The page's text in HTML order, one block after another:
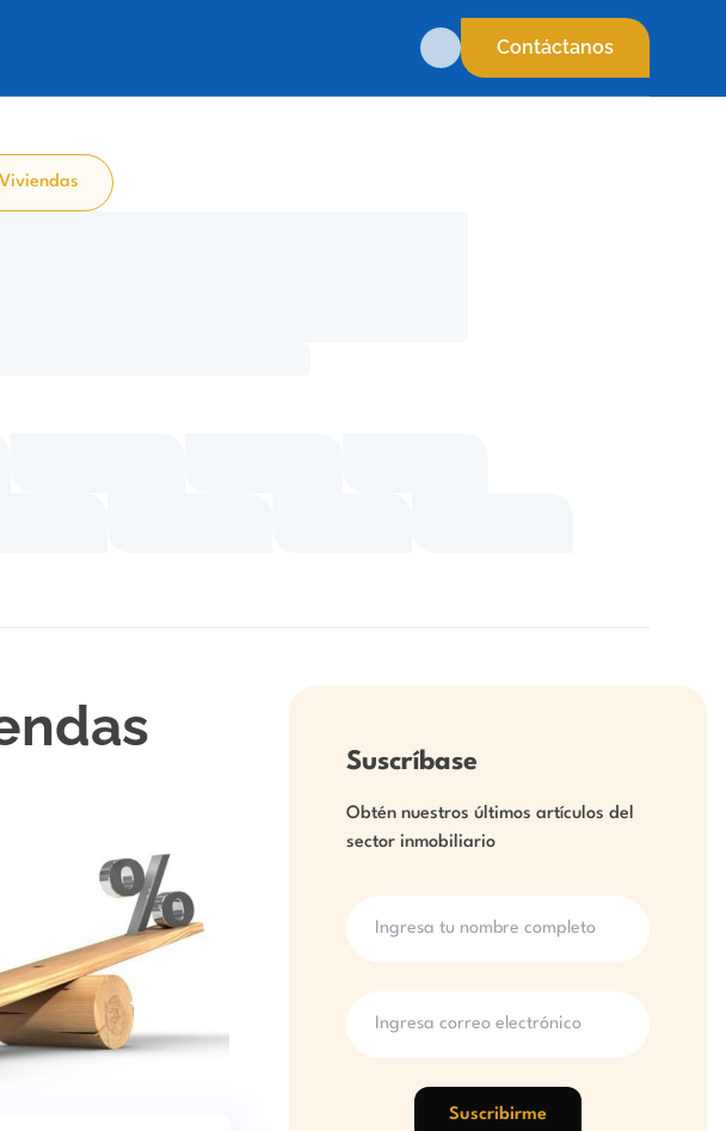
Contáctanos
Suscríbase
Obtén nuestros últimos artículos del
sector inmobiliario
Suscribirme